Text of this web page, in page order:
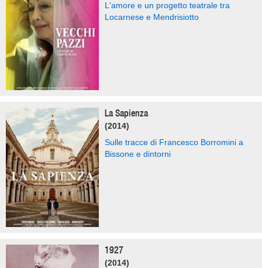
L'amore e un progetto teatrale tra
Locarnese e Mendrisiotto
La Sapienza
(2014)
Sulle tracce di Francesco Borromini a
Bissone e dintorni
1927
(2014)